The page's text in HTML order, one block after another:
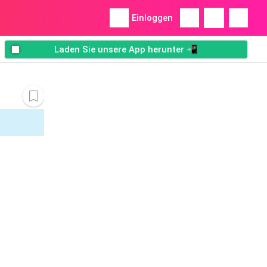
Einloggen
Laden Sie unsere App herunter 📲